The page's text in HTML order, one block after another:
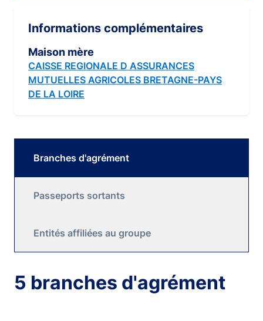
Informations complémentaires
Maison mère
CAISSE REGIONALE D ASSURANCES
MUTUELLES AGRICOLES BRETAGNE-PAYS
DE LA LOIRE
Branches d'agrément
Passeports sortants
Entités affiliées au groupe
5 branches d'agrément